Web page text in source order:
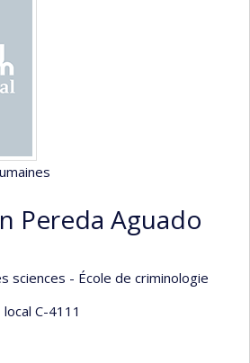
Pereda Aguado
sciences - École de criminologie
local C-4111